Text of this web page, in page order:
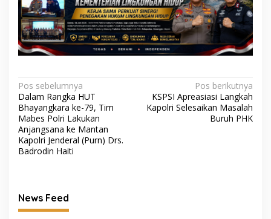
Navigasi
pos
Pos sebelumnya
Dalam Rangka HUT
Bhayangkara ke-79, Tim
Mabes Polri Lakukan
Anjangsana ke Mantan
Kapolri Jenderal (Purn) Drs.
Badrodin Haiti
Pos berikutnya
KSPSI Apreasiasi Langkah
Kapolri Selesaikan Masalah
Buruh PHK
News Feed